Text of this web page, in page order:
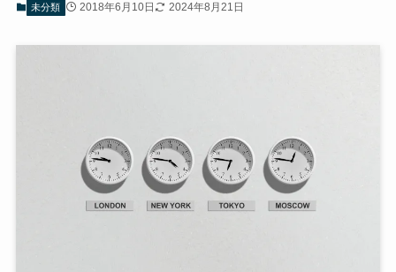
未分類 2018年6月10日 2024年8月21日